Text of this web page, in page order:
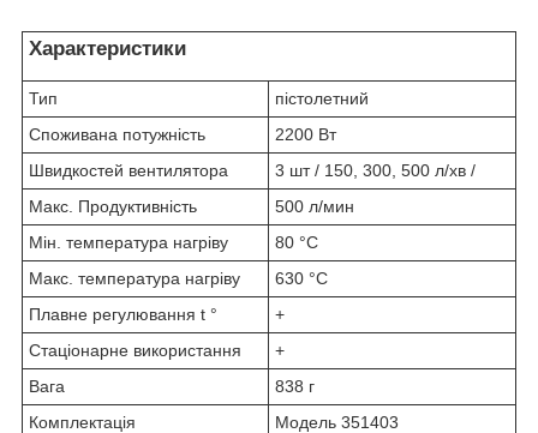
Характеристики
Тип
пістолетний
Споживана потужність
2200 Вт
Швидкостей вентилятора
3 шт / 150, 300, 500 л/хв /
Макс. Продуктивність
500 л/мин
Мін. температура нагріву
80 °C
Макс. температура нагріву
630 °C
Плавне регулювання t °
+
Стаціонарне використання
+
Вага
838 г
Комплектація
Модель 351403